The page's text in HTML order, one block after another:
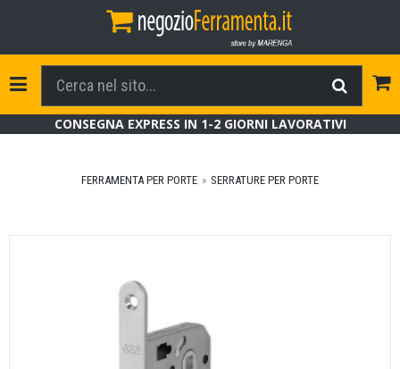
Toggle Navigation
CONSEGNA EXPRESS IN 1-2 GIORNI LAVORATIVI
FERRAMENTA PER PORTE SERRATURE PER PORTE